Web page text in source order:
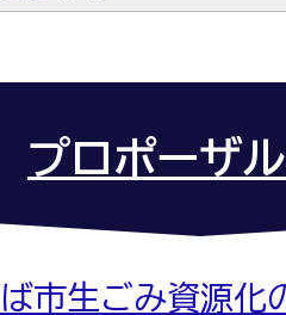
プロポーザ
市生ごみ資源化